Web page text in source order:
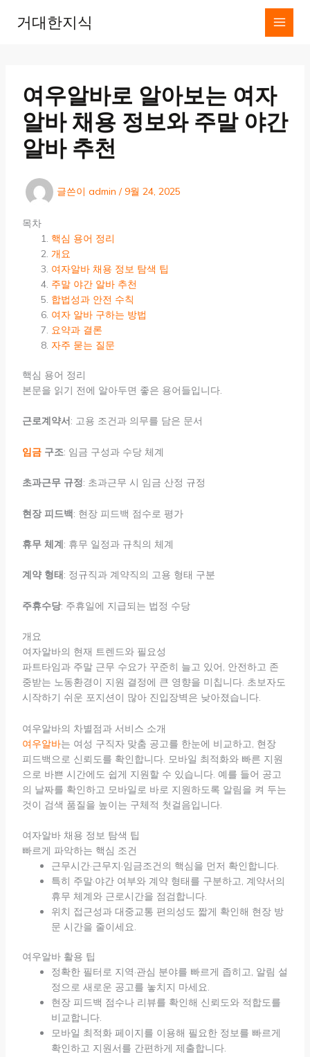
거대한지식
여우알바로 알아보는 여자
알바 채용 정보와 주말 야간
알바 추천
글쓴이 admin / 9월 24, 2025
목차
핵심 용어 정리
개요
여자알바 채용 정보 탐색 팁
주말 야간 알바 추천
합법성과 안전 수칙
여자 알바 구하는 방법
요약과 결론
자주 묻는 질문
핵심 용어 정리
본문을 읽기 전에 알아두면 좋은 용어들입니다.
근로계약서 : 고용 조건과 의무를 담은 문서
임금구조: 임금 구성과 수당 체계
초과근무 규정: 초과근무 시 임금 산정 규정
현장 피드백: 현장 피드백 점수로 평가
휴무 체계: 휴무 일정과 규칙의 체계
계약 형태 : 정규직과 계약직의 고용 형태 구분
주휴수당: 주휴일에 지급되는 법정 수당
개요
여자알바의 현재 트렌드와 필요성
파트타임과 주말 근무 수요가 꾸준히 늘고 있어, 안전하고 존
중받는 노동환경이 지원 결정에 큰 영향을 미칩니다. 초보자도
시작하기 쉬운 포지션이 많아 진입장벽은 낮아졌습니다.
여우알바의 차별점과 서비스 소개
여우알바는 여성 구직자 맞춤 공고를 한눈에 비교하고, 현장
피드백으로 신뢰도를 확인합니다. 모바일 최적화와 빠른 지원
으로 바쁜 시간에도 쉽게 지원할 수 있습니다. 예를 들어 공고
의 날짜를 확인하고 모바일로 바로 지원하도록 알림을 켜 두는
것이 검색 품질을 높이는 구체적 첫걸음입니다.
여자알바 채용 정보 탐색 팁
빠르게 파악하는 핵심 조건
근무시간·근무지·임금조건의 핵심을 먼저 확인합니다.
특히 주말·야간 여부와 계약 형태를 구분하고, 계약서의
휴무 체계와 근로시간을 점검합니다.
위치 접근성과 대중교통 편의성도 짧게 확인해 현장 방
문 시간을 줄이세요.
여우알바 활용 팁
정확한 필터로 지역·관심 분야를 빠르게 좁히고, 알림 설
정으로 새로운 공고를 놓치지 마세요.
현장 피드백 점수나 리뷰를 확인해 신뢰도와 적합도를
비교합니다.
모바일 최적화 페이지를 이용해 필요한 정보를 빠르게
확인하고 지원서를 간편하게 제출합니다.